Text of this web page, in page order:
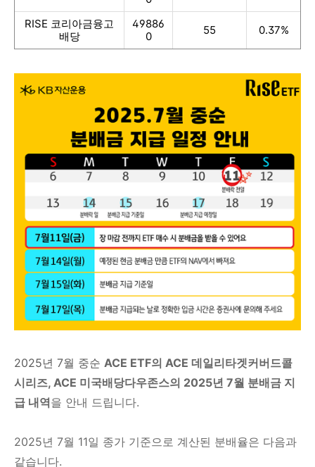
RISE 코리아금융고
배당
49886
0
55 0.37%
2025년 7월 중순 ACE ETF의 ACE 데일리타겟커버드콜
시리즈, ACE 미국배당다우존스의 2025년 7월 분배금 지
급 내역을 안내 드립니다.
2025년 7월 11일 종가 기준으로 계산된 분배율은 다음과
같습니다.